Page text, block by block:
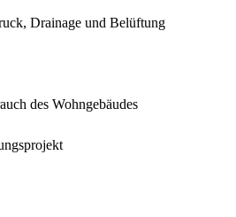
Drainage und Belüftung
des Wohngebäudes